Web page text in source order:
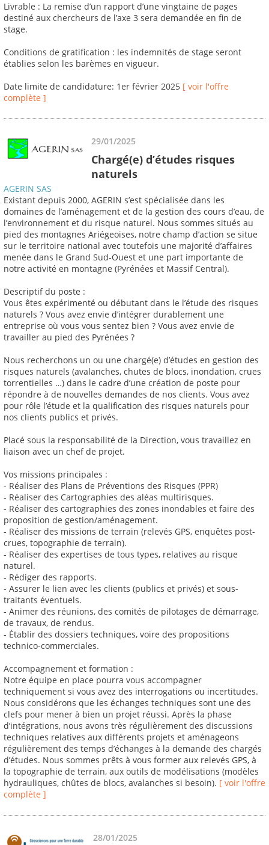
Livrable : La remise d’un rapport d’une vingtaine de pages
destiné aux chercheurs de l’axe 3 sera demandée en fin de
stage.
Conditions de gratification : les indemnités de stage seront
établies selon les barèmes en vigueur.
Date limite de candidature: 1er février 2025 [ voir l'offre
complète ]
29/01/2025
Chargé(e) d’études risques
naturels
AGERIN SAS
Existant depuis 2000, AGERIN s’est spécialisée dans les
domaines de l’aménagement et de la gestion des cours d’eau, de
l’environnement et du risque naturel. Nous sommes situés au
pied des montagnes Ariégeoises, notre champ d’action se situe
sur le territoire national avec toutefois une majorité d’affaires
menée dans le Grand Sud-Ouest et une part importante de
notre activité en montagne (Pyrénées et Massif Central).
Descriptif du poste :
Vous êtes expérimenté ou débutant dans le l’étude des risques
naturels ? Vous avez envie d’intégrer durablement une
entreprise où vous vous sentez bien ? Vous avez envie de
travailler au pied des Pyrénées ?
Nous recherchons un ou une chargé(e) d’études en gestion des
risques naturels (avalanches, chutes de blocs, inondation, crues
torrentielles …) dans le cadre d’une création de poste pour
répondre à de nouvelles demandes de nos clients. Vous avez
pour rôle l’étude et la qualification des risques naturels pour
nos clients publics et privés.
Placé sous la responsabilité de la Direction, vous travaillez en
liaison avec un chef de projet.
Vos missions principales :
- Réaliser des Plans de Préventions des Risques (PPR)
- Réaliser des Cartographies des aléas multirisques.
- Réaliser des cartographies des zones inondables et faire des
proposition de gestion/aménagement.
- Réaliser des missions de terrain (relevés GPS, enquêtes post-
crues, topographie de terrain).
- Réaliser des expertises de tous types, relatives au risque
naturel.
- Rédiger des rapports.
- Assurer le lien avec les clients (publics et privés) et sous-
traitants éventuels.
- Animer des réunions, des comités de pilotages de démarrage,
de travaux, de rendus.
- Établir des dossiers techniques, voire des propositions
technico-commerciales.
Accompagnement et formation :
Notre équipe en place pourra vous accompagner
techniquement si vous avez des interrogations ou incertitudes.
Nous considérons que les échanges techniques sont une des
clefs pour mener à bien un projet réussi. Après la phase
d’intégrations, nous avons très régulièrement des discussions
techniques relatives aux différents projets et aménageons
régulièrement des temps d’échanges à la demande des chargés
d’études. Nous sommes prêts à vous former aux relevés GPS, à
la topographie de terrain, aux outils de modélisations (modèles
hydrauliques, chûtes de blocs, avalanches si besoin). [ voir l'offre
complète ]
28/01/2025